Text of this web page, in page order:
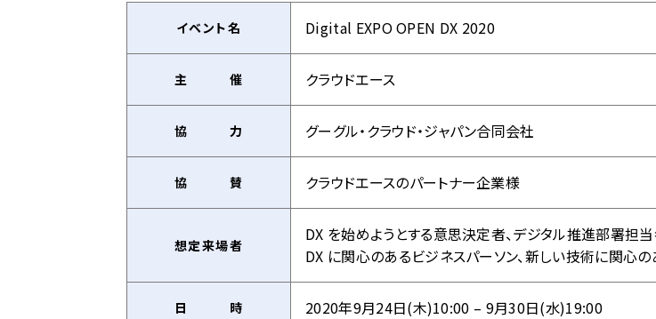
イベント名 Digital EXPO OPEN DX 2020
主 催 クラウドエース
協 力 グーグル・クラウド・ジャパン合同会社
協 賛 クラウドエースのパートナー企業様
想定来場者
DX を始めようとする意思決定者、デジタル推進部署担当
DX に関心のあるビジネスパーソン、新しい技術に関心
日 時 2020年9月24日(木)10:00 – 9月30日(水)19:00